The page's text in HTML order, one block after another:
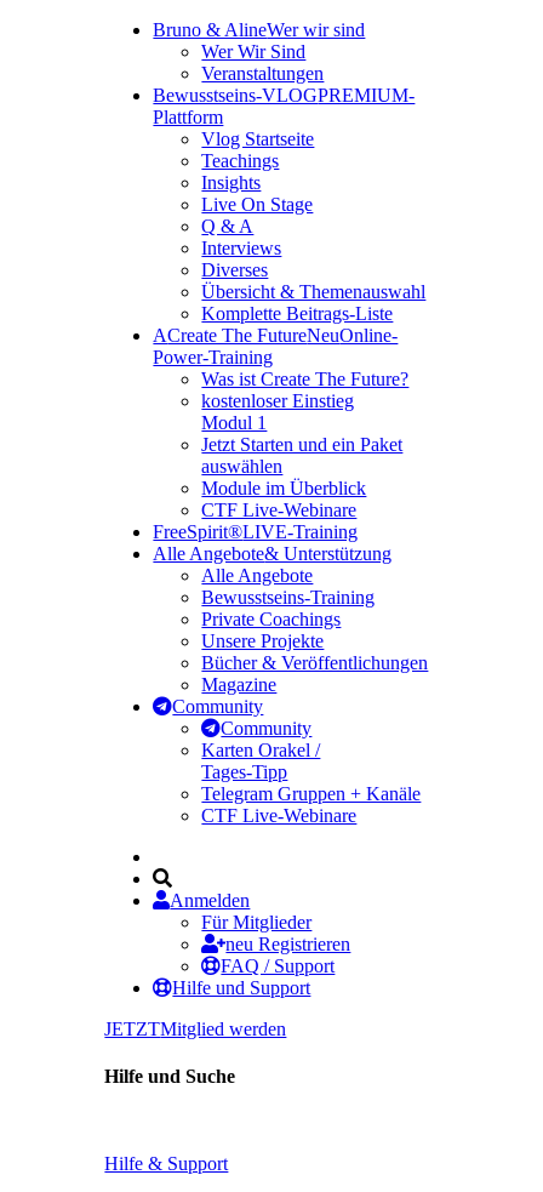
Bruno & AlineWer wir sind
Wer Wir Sind
Veranstaltungen
Bewusstseins-VLOGPREMIUM-
Plattform
Vlog Startseite
Teachings
Insights
Live On Stage
Q & A
Interviews
Diverses
Übersicht & Themenauswahl
Komplette Beitrags-Liste
ACreate The FutureNeuOnline-
Power-Training
Was ist Create The Future?
kostenloser Einstieg
Modul 1
Jetzt Starten und ein Paket
auswählen
Module im Überblick
CTF Live-Webinare
FreeSpirit®LIVE-Training
Alle Angebote& Unterstützung
Alle Angebote
Bewusstseins-Training
Private Coachings
Unsere Projekte
Bücher & Veröffentlichungen
Magazine
Community
Community
Karten Orakel /
Tages-Tipp
Telegram Gruppen + Kanäle
CTF Live-Webinare
Anmelden
Für Mitglieder
neu Registrieren
FAQ / Support
Hilfe und Support
JETZTMitglied werden
Hilfe und Suche
Hilfe & Support